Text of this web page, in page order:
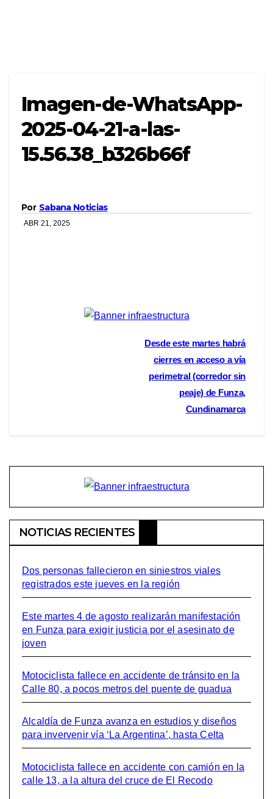
Imagen-de-WhatsApp-
2025-04-21-a-las-
15.56.38_b326b66f
Por Sabana Noticias
ABR 21, 2025
Desde este martes habrá
cierres en acceso a vía
perimetral (corredor sin
peaje) de Funza,
Cundinamarca
NOTICIAS RECIENTES
Dos personas fallecieron en siniestros viales
registrados este jueves en la región
Este martes 4 de agosto realizarán manifestación
en Funza para exigir justicia por el asesinato de
joven
Motociclista fallece en accidente de tránsito en la
Calle 80, a pocos metros del puente de guadua
Alcaldía de Funza avanza en estudios y diseños
para invervenir vía ‘La Argentina’, hasta Celta
Motociclista fallece en accidente con camión en la
calle 13, a la altura del cruce de El Recodo